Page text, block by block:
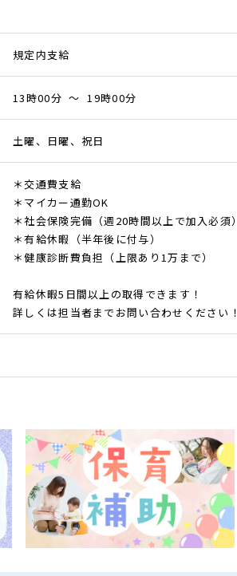
規定内支給
13時00分 ～ 19時00分
土曜、日曜、祝日
＊交通費支給
＊マイカー通勤OK
＊社会保険完備（週20時間以上で加入必須）
＊有給休暇（半年後に付与）
＊健康診断費負担（上限あり1万まで）
有給休暇5日間以上の取得できます！
詳しくは担当者までお問い合わせください！